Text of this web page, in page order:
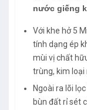
nước giếng
Với khe hở 5
tính dạng ép
mùi vị chất
trùng, kim loại
Ngoài ra lõi
bùn đất rỉ sét